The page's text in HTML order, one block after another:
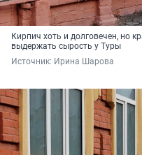
Кирпич хоть и долговечен, но
выдержать сырость у Туры
Источник: Ирина Шарова